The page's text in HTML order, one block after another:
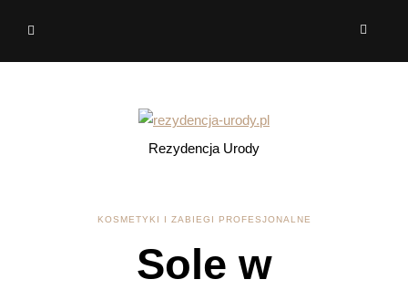
Rezydencja Urody
KOSMETYKI I ZABIEGI PROFESJONALNE
Sole w